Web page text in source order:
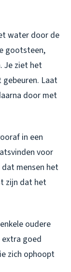
water door de
gootsteen,
Je ziet het
Laat
door met
in een
voor
mensen het
zijn dat het
oudere
goed
zich ophoopt